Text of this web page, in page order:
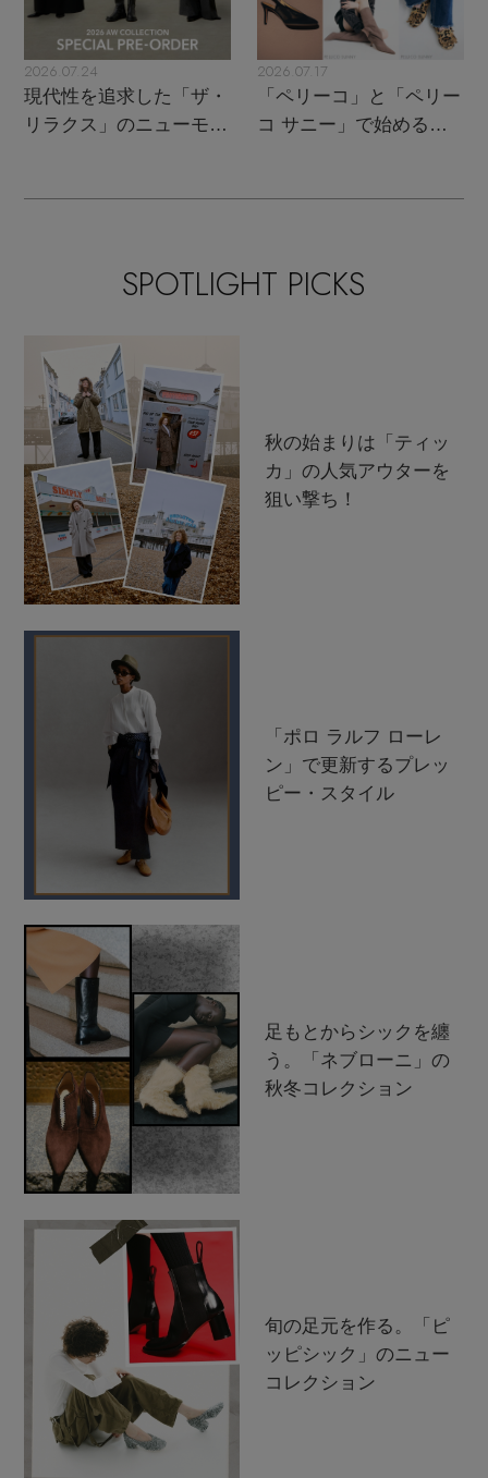
2026.07.24
現代性を追求した「ザ・
リラクス」のニューモダ
2026.07.17
「ペリーコ」と「ペリー
コ サニー」で始める秋
SPOTLIGHT PICKS
秋の始まりは「ティッ
カ」の人気アウターを
狙い撃ち！
「ポロ ラルフ ローレ
ン」で更新するプレッ
ピー・スタイル
足もとからシックを纏
う。「ネブローニ」の
秋冬コレクション
旬の足元を作る。「ピ
ッピシック」のニュー
コレクション